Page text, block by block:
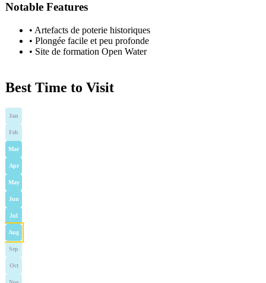
Notable Features
• Artefacts de poterie historiques
• Plongée facile et peu profonde
• Site de formation Open Water
Best Time to Visit
Jan
Feb
Mar
Apr
May
Jun
Jul
Aug
Sep
Oct